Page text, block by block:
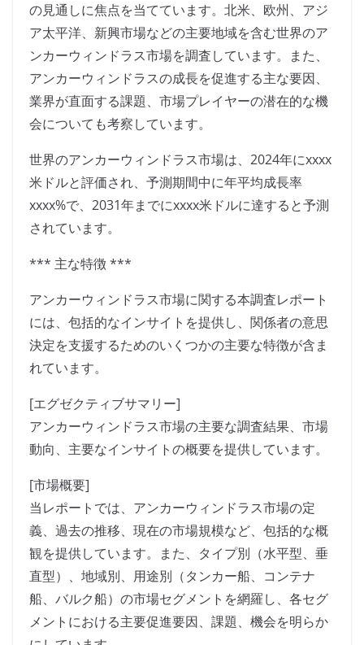
の見通しに焦点を当てています。北米、欧州、アジ
ア太平洋、新興市場などの主要地域を含む世界のア
ンカーウィンドラス市場を調査しています。また、
アンカーウィンドラスの成長を促進する主な要因、
業界が直面する課題、市場プレイヤーの潜在的な機
会についても考察しています。
世界のアンカーウィンドラス市場は、2024年にxxxx
米ドルと評価され、予測期間中に年平均成長率
xxxx%で、2031年までにxxxx米ドルに達すると予測
されています。
*** 主な特徴 ***
アンカーウィンドラス市場に関する本調査レポート
には、包括的なインサイトを提供し、関係者の意思
決定を支援するためのいくつかの主要な特徴が含ま
れています。
[エグゼクティブサマリー]
アンカーウィンドラス市場の主要な調査結果、市場
動向、主要なインサイトの概要を提供しています。
[市場概要]
当レポートでは、アンカーウィンドラス市場の定
義、過去の推移、現在の市場規模など、包括的な概
観を提供しています。また、タイプ別（水平型、垂
直型）、地域別、用途別（タンカー船、コンテナ
船、バルク船）の市場セグメントを網羅し、各セグ
メントにおける主要促進要因、課題、機会を明らか